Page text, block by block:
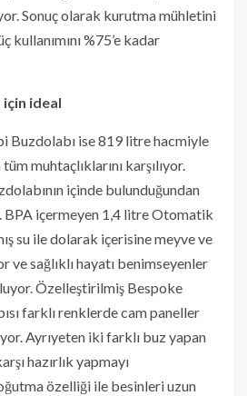
Sonuç olarak kurutma mühletini
kullanımını %75’e kadar
için ideal
Buzdolabı ise 819 litre hacmiyle
muhtaçlıklarını karşılıyor.
içinde bulunduğundan
BPA içermeyen 1,4 litre Otomatik
su ile dolarak içerisine meyve ve
sağlıklı hayatı benimseyenler
Özelleştirilmiş Bespoke
farklı renklerde cam paneller
Ayrıyeten iki farklı buz yapan
hazırlık yapmayı
özelliği ile besinleri uzun